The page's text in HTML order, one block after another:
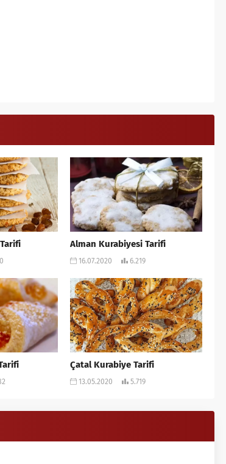
Alman Kurabiyesi Tarifi
16.07.2020 6.219
Çatal Kurabiye Tarifi
13.05.2020 5.719